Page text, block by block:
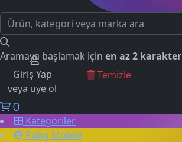
Aramaya başlamak için en az 2 karakter
GEÇMİŞ ARAMALAR
Temizle
Giriş Yap
veya üye ol
0
Kategoriler
Pubg Mobile